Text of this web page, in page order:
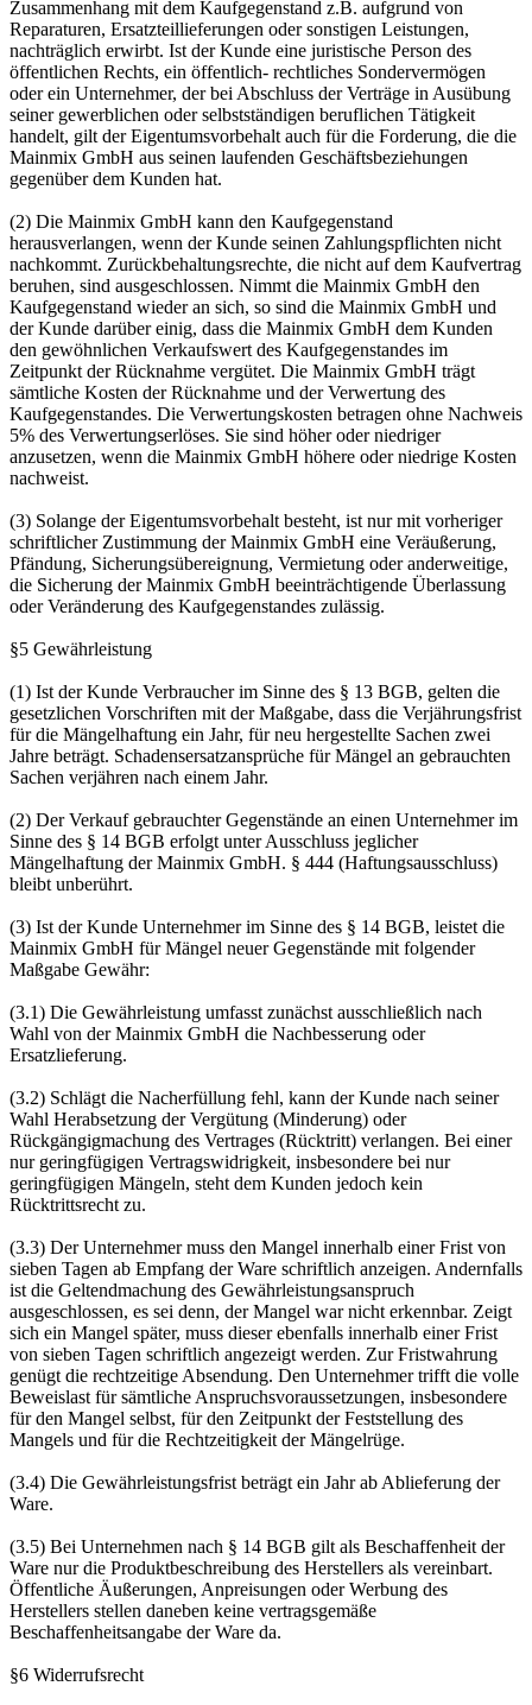
Zusammenhang mit dem Kaufgegenstand z.B. aufgrund von
Reparaturen, Ersatzteillieferungen oder sonstigen Leistungen,
nachträglich erwirbt. Ist der Kunde eine juristische Person des
öffentlichen Rechts, ein öffentlich- rechtliches Sondervermögen
oder ein Unternehmer, der bei Abschluss der Verträge in Ausübung
seiner gewerblichen oder selbstständigen beruflichen Tätigkeit
handelt, gilt der Eigentumsvorbehalt auch für die Forderung, die die
Mainmix GmbH aus seinen laufenden Geschäftsbeziehungen
gegenüber dem Kunden hat.
(2) Die Mainmix GmbH kann den Kaufgegenstand
herausverlangen, wenn der Kunde seinen Zahlungspflichten nicht
nachkommt. Zurückbehaltungsrechte, die nicht auf dem Kaufvertrag
beruhen, sind ausgeschlossen. Nimmt die Mainmix GmbH den
Kaufgegenstand wieder an sich, so sind die Mainmix GmbH und
der Kunde darüber einig, dass die Mainmix GmbH dem Kunden
den gewöhnlichen Verkaufswert des Kaufgegenstandes im
Zeitpunkt der Rücknahme vergütet. Die Mainmix GmbH trägt
sämtliche Kosten der Rücknahme und der Verwertung des
Kaufgegenstandes. Die Verwertungskosten betragen ohne Nachweis
5% des Verwertungserlöses. Sie sind höher oder niedriger
anzusetzen, wenn die Mainmix GmbH höhere oder niedrige Kosten
nachweist.
(3) Solange der Eigentumsvorbehalt besteht, ist nur mit vorheriger
schriftlicher Zustimmung der Mainmix GmbH eine Veräußerung,
Pfändung, Sicherungsübereignung, Vermietung oder anderweitige,
die Sicherung der Mainmix GmbH beeinträchtigende Überlassung
oder Veränderung des Kaufgegenstandes zulässig.
§5 Gewährleistung
(1) Ist der Kunde Verbraucher im Sinne des § 13 BGB, gelten die
gesetzlichen Vorschriften mit der Maßgabe, dass die Verjährungsfrist
für die Mängelhaftung ein Jahr, für neu hergestellte Sachen zwei
Jahre beträgt. Schadensersatzansprüche für Mängel an gebrauchten
Sachen verjähren nach einem Jahr.
(2) Der Verkauf gebrauchter Gegenstände an einen Unternehmer im
Sinne des § 14 BGB erfolgt unter Ausschluss jeglicher
Mängelhaftung der Mainmix GmbH. § 444 (Haftungsausschluss)
bleibt unberührt.
(3) Ist der Kunde Unternehmer im Sinne des § 14 BGB, leistet die
Mainmix GmbH für Mängel neuer Gegenstände mit folgender
Maßgabe Gewähr:
(3.1) Die Gewährleistung umfasst zunächst ausschließlich nach
Wahl von der Mainmix GmbH die Nachbesserung oder
Ersatzlieferung.
(3.2) Schlägt die Nacherfüllung fehl, kann der Kunde nach seiner
Wahl Herabsetzung der Vergütung (Minderung) oder
Rückgängigmachung des Vertrages (Rücktritt) verlangen. Bei einer
nur geringfügigen Vertragswidrigkeit, insbesondere bei nur
geringfügigen Mängeln, steht dem Kunden jedoch kein
Rücktrittsrecht zu.
(3.3) Der Unternehmer muss den Mangel innerhalb einer Frist von
sieben Tagen ab Empfang der Ware schriftlich anzeigen. Andernfalls
ist die Geltendmachung des Gewährleistungsanspruch
ausgeschlossen, es sei denn, der Mangel war nicht erkennbar. Zeigt
sich ein Mangel später, muss dieser ebenfalls innerhalb einer Frist
von sieben Tagen schriftlich angezeigt werden. Zur Fristwahrung
genügt die rechtzeitige Absendung. Den Unternehmer trifft die volle
Beweislast für sämtliche Anspruchsvoraussetzungen, insbesondere
für den Mangel selbst, für den Zeitpunkt der Feststellung des
Mangels und für die Rechtzeitigkeit der Mängelrüge.
(3.4) Die Gewährleistungsfrist beträgt ein Jahr ab Ablieferung der
Ware.
(3.5) Bei Unternehmen nach § 14 BGB gilt als Beschaffenheit der
Ware nur die Produktbeschreibung des Herstellers als vereinbart.
Öffentliche Äußerungen, Anpreisungen oder Werbung des
Herstellers stellen daneben keine vertragsgemäße
Beschaffenheitsangabe der Ware da.
§6 Widerrufsrecht